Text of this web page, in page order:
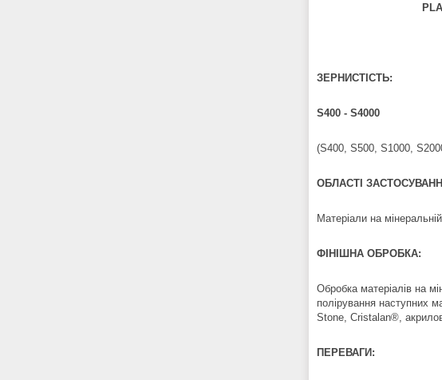
ЗЕРНИСТІСТЬ:
S400 - S4000
(S400, S500, S1000,
ОБЛАСТІ
Матеріали на
ФІНІШНА ОБРОБКА:
Обробка матеріалів на
полірування наступних
Stone, Cristalan®,
ПЕРЕВАГИ: